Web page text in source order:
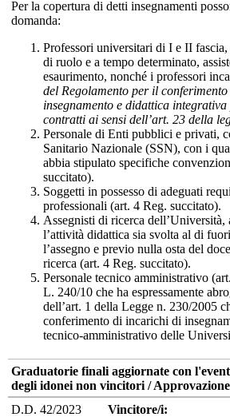
Per la copertura di detti insegnamenti
domanda:
Professori universitari di I e II
di ruolo e a tempo determinato,
esaurimento, nonché i professori
del Regolamento per il
insegnamento e didattica
contratti ai sensi dell’art. 23 della
Personale di Enti pubblici e privati,
Sanitario Nazionale (SSN), con i
abbia stipulato specifiche
succitato).
Soggetti in possesso di adeguati
professionali (art. 4 Reg. succitato).
Assegnisti di ricerca dell’Università,
l’attività didattica sia svolta al di
l’assegno e previo nulla osta del
ricerca (art. 4 Reg. succitato).
Personale tecnico amministrativo
L. 240/10 che ha espressamente
dell’art. 1 della Legge n. 230/2005
conferimento di incarichi di
tecnico-amministrativo delle
Graduatorie finali aggiornate con
degli idonei non vincitori /
D.D. 42/2023
Vincitore/i: